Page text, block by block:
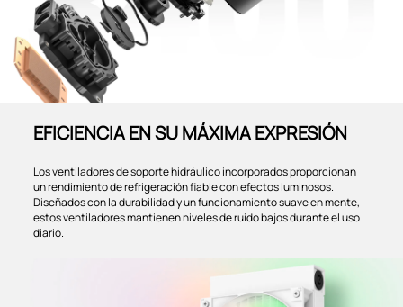
EFICIENCIA EN SU MÁXIMA EXPRESIÓN
Los ventiladores de soporte hidráulico incorporados proporcionan
un rendimiento de refrigeración fiable con efectos luminosos.
Diseñados con la durabilidad y un funcionamiento suave en mente,
estos ventiladores mantienen niveles de ruido bajos durante el uso
diario.